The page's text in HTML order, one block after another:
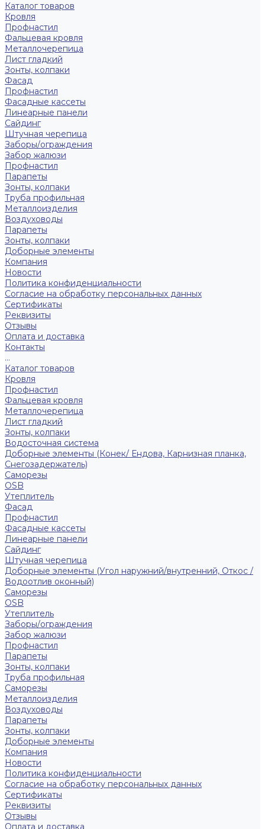
Каталог товаров
Кровля
Профнастил
Фальцевая кровля
Металлочерепица
Лист гладкий
Зонты, колпаки
Фасад
Профнастил
Фасадные кассеты
Линеарные панели
Сайдинг
Штучная черепица
Заборы/ограждения
Забор жалюзи
Профнастил
Парапеты
Зонты, колпаки
Труба профильная
Металлоизделия
Воздуховоды
Парапеты
Зонты, колпаки
Доборные элементы
Компания
Новости
Политика конфиденциальности
Согласие на обработку персональных данных
Сертификаты
Реквизиты
Отзывы
Оплата и доставка
Контакты
...
Каталог товаров
Кровля
Профнастил
Фальцевая кровля
Металлочерепица
Лист гладкий
Зонты, колпаки
Водосточная система
Доборные элементы (Конек/ Ендова, Карнизная планка,
Снегозадержатель)
Саморезы
ОSB
Утеплитель
Фасад
Профнастил
Фасадные кассеты
Линеарные панели
Сайдинг
Штучная черепица
Доборные элементы (Угол наружний/внутренний, Откос /
Водоотлив оконный)
Саморезы
OSB
Утеплитель
Заборы/ограждения
Забор жалюзи
Профнастил
Парапеты
Зонты, колпаки
Труба профильная
Саморезы
Металлоизделия
Воздуховоды
Парапеты
Зонты, колпаки
Доборные элементы
Компания
Новости
Политика конфиденциальности
Согласие на обработку персональных данных
Сертификаты
Реквизиты
Отзывы
Оплата и доставка